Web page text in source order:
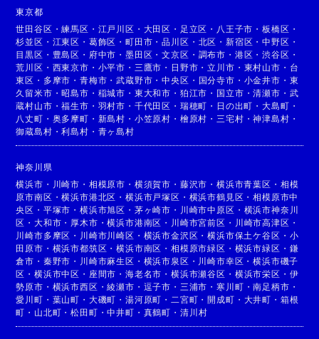
東京都
世田谷区 ・練馬区 ・ 江戸川区 ・ 大田区 ・ 足立区 ・ 八王子市 ・板橋区 ・
杉並区 ・ 江東区 ・ 葛飾区 ・町田市 ・品川区 ・ 北区 ・ 新宿区 ・中野区 ・
目黒区 ・ 豊島区 ・ 府中市 ・墨田区 ・文京区 ・ 調布市 ・ 港区 ・渋谷区 ・
荒川区 ・ 西東京市 ・ 小平市 ・ 三鷹市 ・ 日野市 ・立川市 ・ 東村山市 ・ 台
東区 ・ 多摩市 ・青梅市 ・武蔵野市 ・中央区 ・ 国分寺市 ・ 小金井市 ・ 東
久留米市 ・昭島市 ・ 稲城市 ・ 東大和市 ・ 狛江市 ・ 国立市 ・清瀬市 ・ 武
蔵村山市 ・福生市 ・ 羽村市 ・ 千代田区 ・ 瑞穂町 ・ 日の出町 ・大島町 ・
八丈町 ・ 奥多摩町 ・ 新島村 ・ 小笠原村 ・ 檜原村 ・ 三宅村 ・神津島村 ・
御蔵島村 ・利島村 ・ 青ヶ島村
神奈川県
横浜市 ・ 川崎市 ・ 相模原市 ・ 横須賀市 ・ 藤沢市 ・横浜市青葉区 ・ 相模
原市南区 ・横浜市港北区 ・横浜市戸塚区 ・ 横浜市鶴見区 ・相模原市中
央区 ・ 平塚市 ・横浜市旭区 ・ 茅ヶ崎市 ・ 川崎市中原区 ・ 横浜市神奈川
区 ・大和市 ・ 厚木市 ・横浜市港南区 ・ 川崎市宮前区 ・ 川崎市高津区 ・
川崎市多摩区 ・ 川崎市川崎区 ・ 横浜市金沢区 ・横浜市保土ケ谷区 ・ 小
田原市 ・ 横浜市都筑区 ・横浜市南区 ・相模原市緑区 ・ 横浜市緑区 ・ 鎌
倉市 ・ 秦野市 ・ 川崎市麻生区 ・ 横浜市泉区 ・ 川崎市幸区 ・横浜市磯子
区 ・横浜市中区 ・ 座間市 ・海老名市 ・横浜市瀬谷区 ・ 横浜市栄区 ・ 伊
勢原市 ・ 横浜市西区 ・綾瀬市 ・ 逗子市 ・ 三浦市 ・寒川町 ・南足柄市 ・
愛川町 ・ 葉山町 ・ 大磯町 ・湯河原町 ・ 二宮町 ・開成町 ・ 大井町 ・ 箱根
町 ・ 山北町 ・松田町 ・中井町 ・ 真鶴町 ・ 清川村